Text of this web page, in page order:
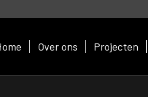
Over ons Projecten